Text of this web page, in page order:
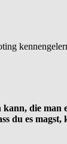
kann, die
du es